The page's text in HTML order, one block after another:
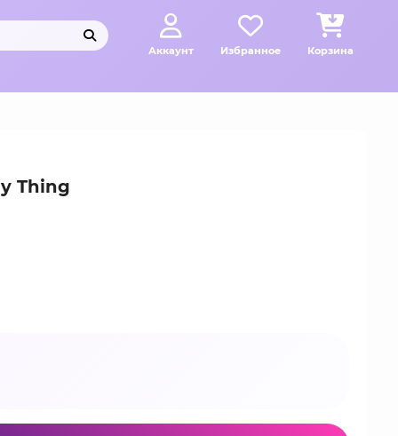
Аккаунт Избранное Корзина
Thing